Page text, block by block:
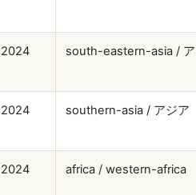
2024 south-eastern-asia /
2024 southern-asia / アジア
2024 africa / western-africa